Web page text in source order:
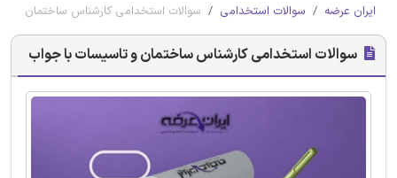
ایران عرضه سوالات استخدامی سوالات استخدامی کارشناس ساختمان و
سوالات استخدامی کارشناس ساختمان و تاسیسات با جواب